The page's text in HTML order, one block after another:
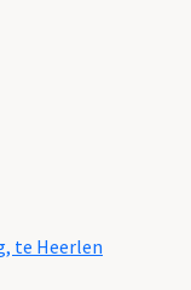
te Heerlen